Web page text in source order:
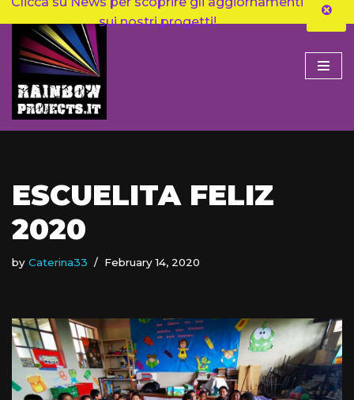
sui nostri progetti!
Skip
to
content
ESCUELITA FELIZ
2020
by Caterina33 February 14, 2020